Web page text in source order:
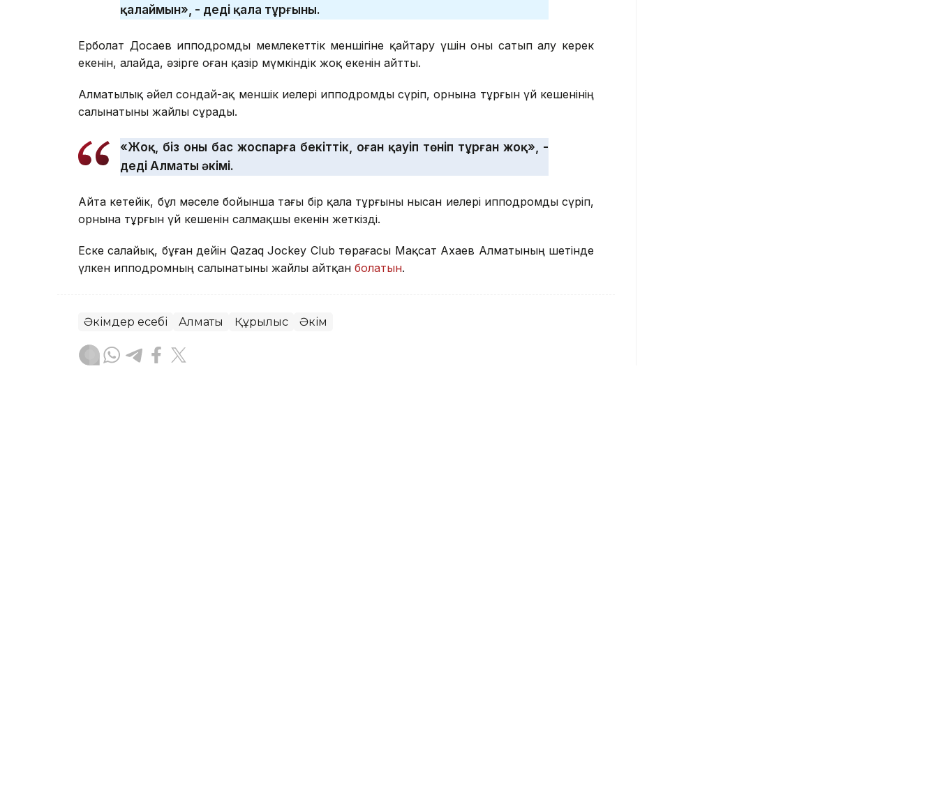
қалаймын», - деді қала тұрғыны.
Ерболат Досаев ипподромды мемлекеттік меншігіне қайтару үшін оны сатып алу керек
екенін, алайда, әзірге оған қазір мүмкіндік жоқ екенін айтты.
Алматылық әйел сондай-ақ меншік иелері ипподромды сүріп, орнына тұрғын үй кешенінің
салынатыны жайлы сұрады.
«Жоқ, біз оны бас жоспарға бекіттік, оған қауіп төніп тұрған жоқ», -
деді Алматы әкімі.
Айта кетейік, бұл мәселе бойынша тағы бір қала тұрғыны нысан иелері ипподромды сүріп,
орнына тұрғын үй кешенін салмақшы екенін жеткізді.
Еске салайық, бұған дейін Qazaq Jockey Club төрағасы Мақсат Ахаев Алматының шетінде
үлкен ипподромның салынатыны жайлы айтқан болатын.
Әкімдер есебі Алматы Құрылыс Әкім